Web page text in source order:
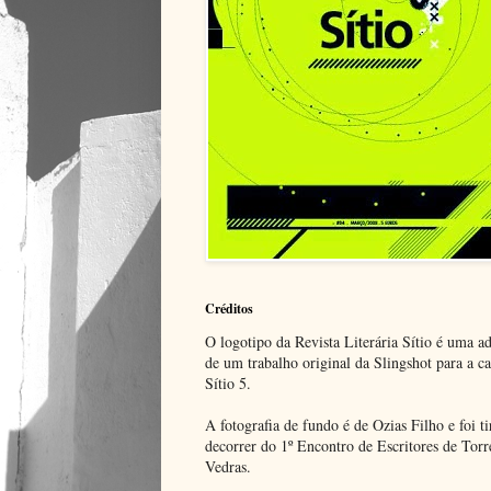
Créditos
O logotipo da Revista Literária Sítio é uma
de um trabalho original da Slingshot para a
Sítio 5.
A fotografia de fundo é de Ozias Filho e foi
decorrer do 1º Encontro de Escritores de
Vedras.